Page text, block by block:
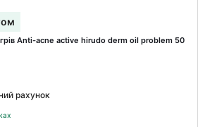
Anti-acne active hirudo derm oil problem 50
рахунок